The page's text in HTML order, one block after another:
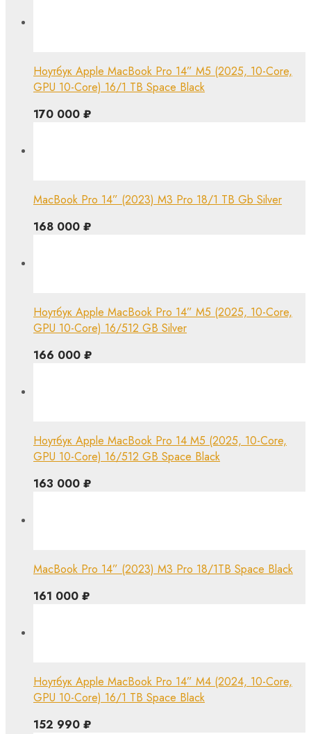
Ноутбук Apple MacBook Pro 14” M5 (2025, 10-Core,
GPU 10-Core) 16/1 TB Space Black
170 000 ₽
MacBook Pro 14” (2023) M3 Pro 18/1 TB Gb Silver
168 000 ₽
Ноутбук Apple MacBook Pro 14” M5 (2025, 10-Core,
GPU 10-Core) 16/512 GB Silver
166 000 ₽
Ноутбук Apple MacBook Pro 14 M5 (2025, 10-Core,
GPU 10-Core) 16/512 GB Space Black
163 000 ₽
MacBook Pro 14” (2023) M3 Pro 18/1TB Space Black
161 000 ₽
Ноутбук Apple MacBook Pro 14” M4 (2024, 10-Core,
GPU 10-Core) 16/1 TB Space Black
152 990 ₽